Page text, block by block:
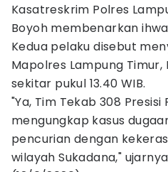
Kasatreskrim Polres
Boyoh membenarkan
Kedua pelaku disebut
Mapolres Lampung
sekitar pukul 13.40 WIB.
"Ya, Tim Tekab 308
mengungkap kasus
pencurian dengan
wilayah Sukadana,"